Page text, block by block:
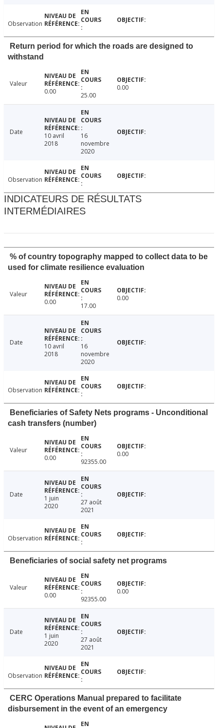
Observation
Return period for which the roads are designed to
withstand
Valeur
0.00
25.00
0.00
Date
10 avril
2018
16
novembre
2020
Observation
INDICATEURS DE RÉSULTATS
INTERMÉDIAIRES
% of country topography mapped to collect data to be
used for climate resilience evaluation
Valeur
0.00
17.00
0.00
Date
10 avril
2018
16
novembre
2020
Observation
Beneficiaries of Safety Nets programs - Unconditional
cash transfers (number)
Valeur
0.00
92355.00
0.00
Date
1 juin
2020
27 août
2021
Observation
Beneficiaries of social safety net programs
Valeur
0.00
92355.00
0.00
Date
1 juin
2020
27 août
2021
Observation
CERC Operations Manual prepared to facilitate
disbursement in the event of an emergency